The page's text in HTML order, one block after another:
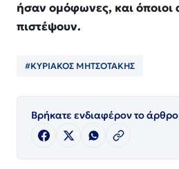
ήσαν ομόφωνες, και όποιοι
πιστέψουν.
#ΚΥΡΙΑΚΟΣ ΜΗΤΣΟΤΑΚΗΣ
Βρήκατε ενδιαφέρον το